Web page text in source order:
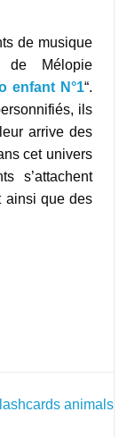
de musique
de Mélopie
enfant N°1“.
ils
arrive des
cet univers
s’attachent
ainsi que des
animals